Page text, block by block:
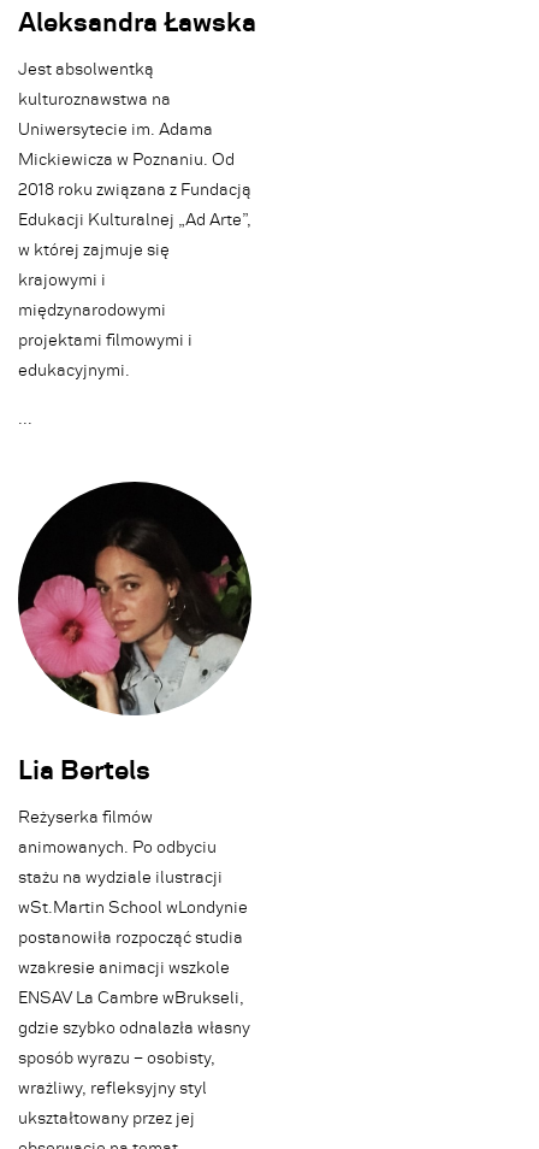
Festiwal
Aleksandra Ławska
Jest absolwentką
kulturoznawstwa na
Uniwersytecie im. Adama
Mickiewicza w Poznaniu. Od
2018 roku związana z Fundacją
Edukacji Kulturalnej „Ad Arte”,
w której zajmuje się
krajowymi i
międzynarodowymi
projektami filmowymi i
edukacyjnymi.
...
Lia Bertels
Reżyserka filmów
animowanych. Po odbyciu
stażu na wydziale ilustracji
w St. Martin School w Londynie
postanowiła rozpocząć studia
w zakresie animacji w szkole
ENSAV La Cambre w Brukseli,
gdzie szybko odnalazła własny
sposób wyrazu – osobisty,
wrażliwy, refleksyjny styl
ukształtowany przez jej